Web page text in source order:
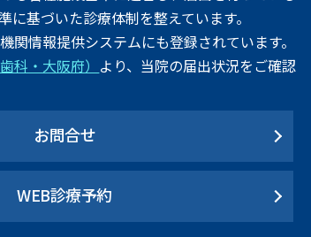
に基づいた診療体制を整えています。
関情報提供システムにも登録されています。
科・大阪府） より、当院の届出状況をご確認
お問合せ
WEB診療予約